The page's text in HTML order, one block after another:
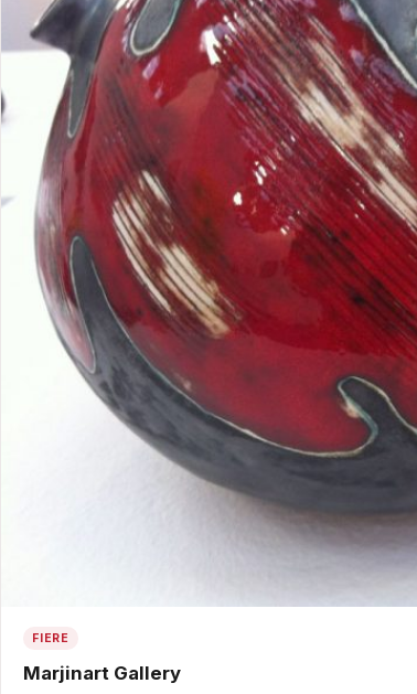
FIERE
Marjinart Gallery